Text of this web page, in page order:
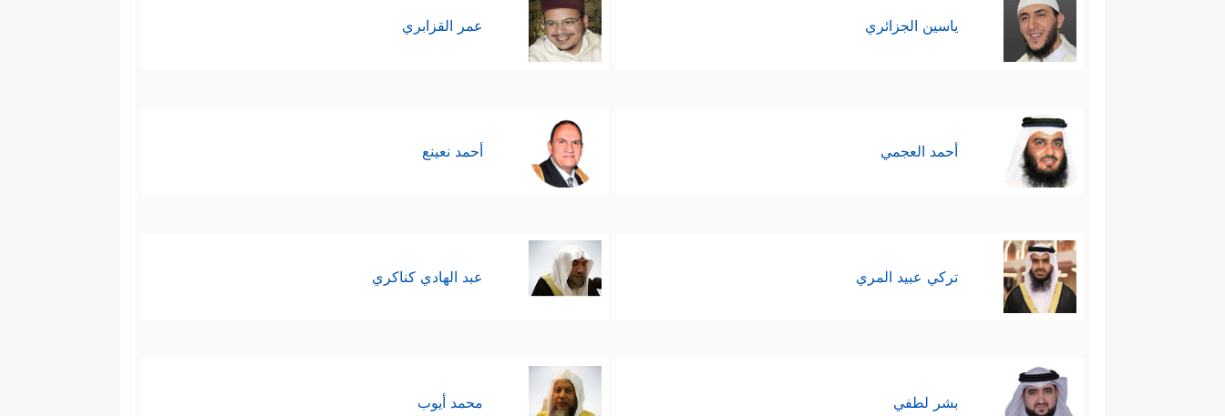
ياسين الجزائري عمر القزابري
أحمد العجمي أحمد نعينع
تركي عبيد المري عبد الهادي كناكري
بشر لطفي محمد أيوب